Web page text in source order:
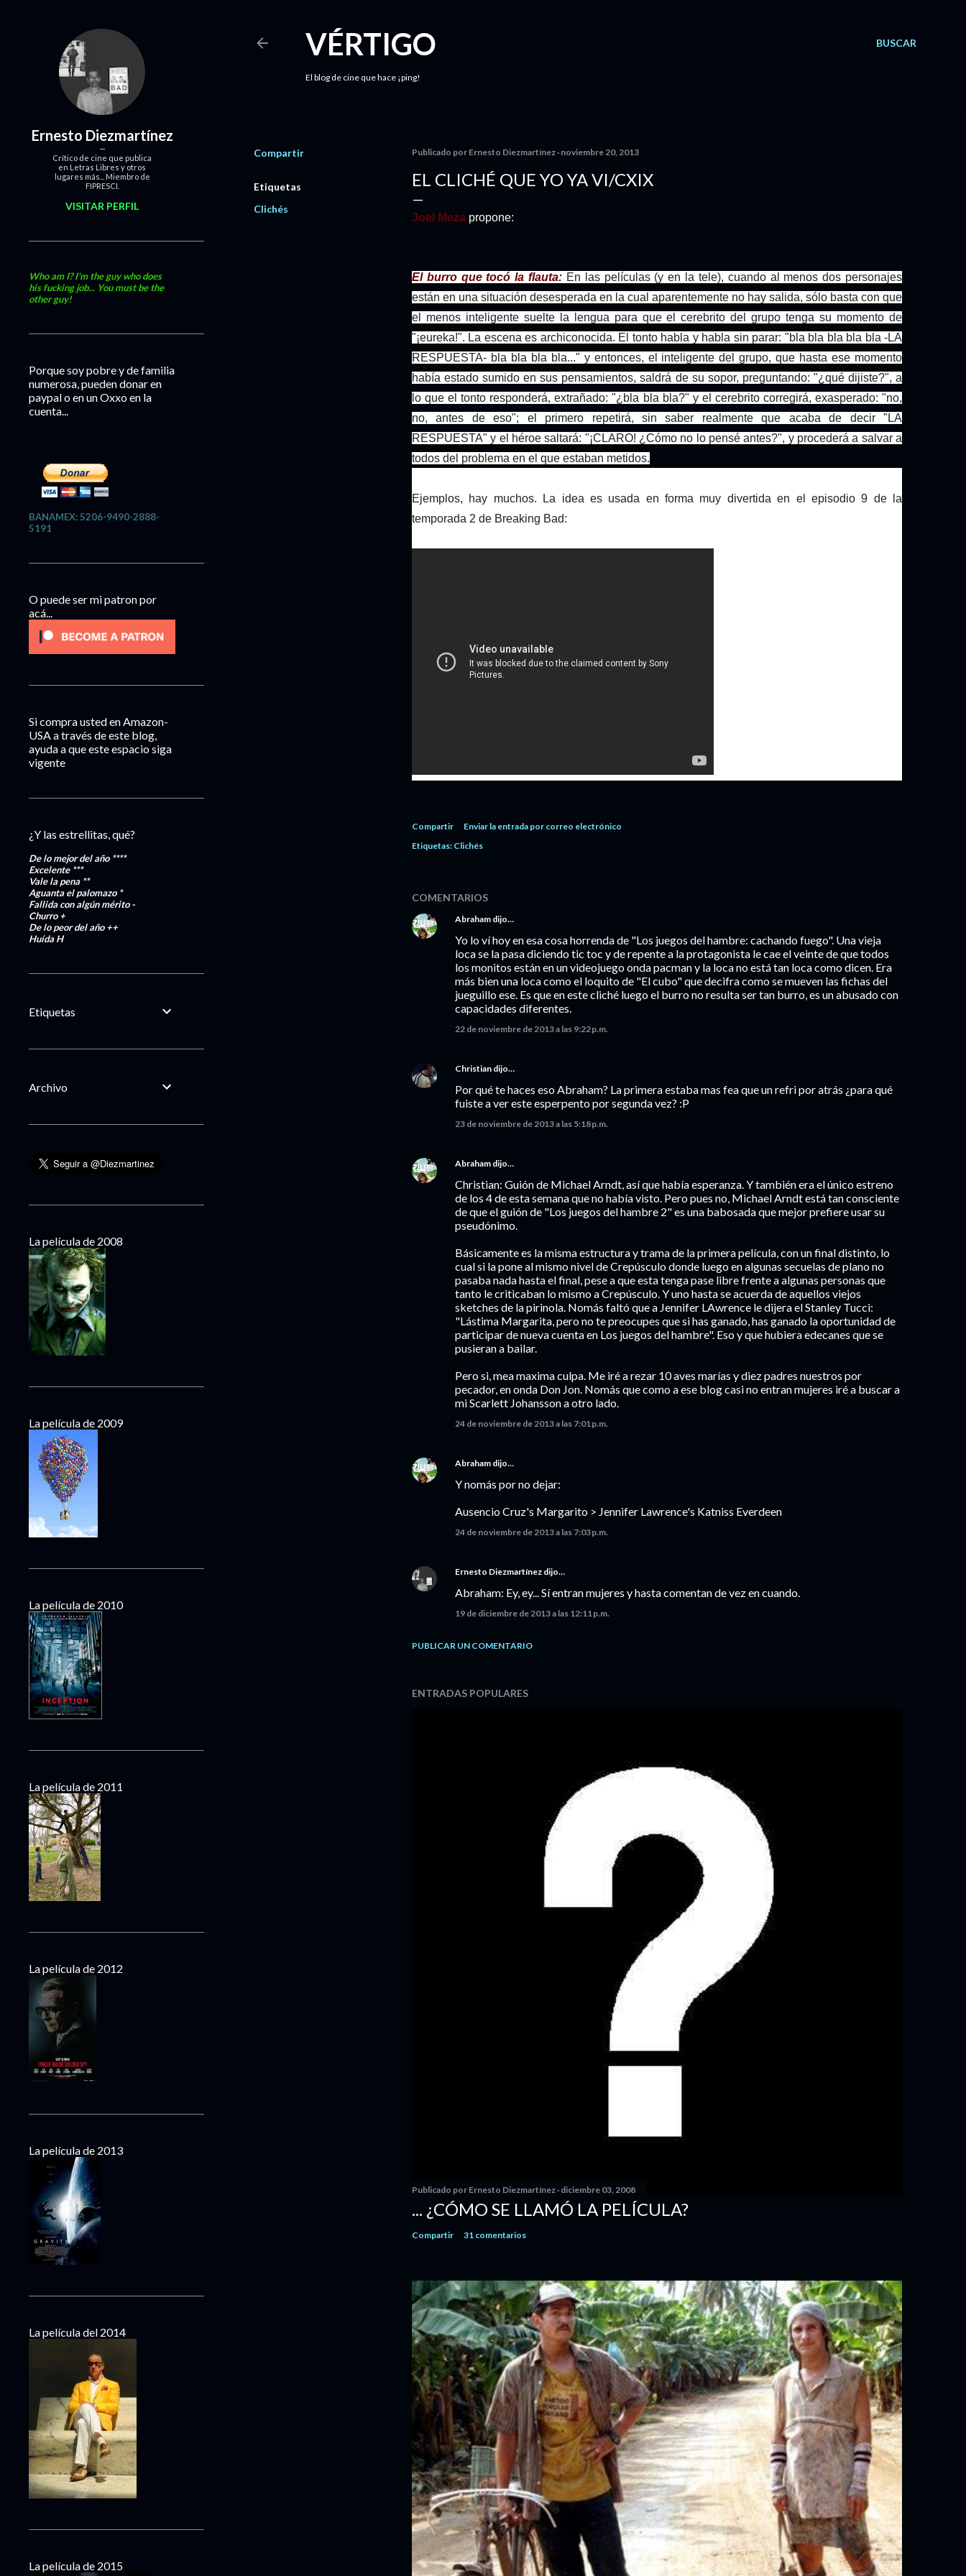
BUSCAR
VÉRTIGO
El blog de cine que hace ¡ping!
Compartir
Etiquetas
Clichés
Publicado por Ernesto Diezmartínez noviembre 20, 2013
EL CLICHÉ QUE YO YA VI/CXIX
Joel Meza propone:
El burro que tocó la flauta: En las películas (y en la tele), cuando al menos dos personajes
están en una situación desesperada en la cual aparentemente no hay salida, sólo basta con que
el menos inteligente suelte la lengua para que el cerebrito del grupo tenga su momento de
"¡eureka!". La escena es archiconocida. El tonto habla y habla sin parar: "bla bla bla bla bla -LA
RESPUESTA- bla bla bla bla..." y entonces, el inteligente del grupo, que hasta ese momento
había estado sumido en sus pensamientos, saldrá de su sopor, preguntando: "¿qué dijiste?", a
lo que el tonto responderá, extrañado: "¿bla bla bla?" y el cerebrito corregirá, exasperado: "no,
no, antes de eso"; el primero repetirá, sin saber realmente que acaba de decir "LA
RESPUESTA" y el héroe saltará: "¡CLARO! ¿Cómo no lo pensé antes?", y procederá a salvar a
todos del problema en el que estaban metidos.
Ejemplos, hay muchos. La idea es usada en forma muy divertida en el episodio 9 de la
temporada 2 de Breaking Bad:
Compartir
Enviar la entrada por correo electrónico
Etiquetas: Clichés
COMENTARIOS
Abraham dijo…
Yo lo ví hoy en esa cosa horrenda de "Los juegos del hambre: cachando fuego". Una vieja
loca se la pasa diciendo tic toc y de repente a la protagonista le cae el veinte de que todos
los monitos están en un videojuego onda pacman y la loca no está tan loca como dicen. Era
más bien una loca como el loquito de "El cubo" que decifra como se mueven las fichas del
jueguillo ese. Es que en este cliché luego el burro no resulta ser tan burro, es un abusado con
capacidades diferentes.
22 de noviembre de 2013 a las 9:22 p.m.
Christian dijo…
Por qué te haces eso Abraham? La primera estaba mas fea que un refri por atrás ¿para qué
fuiste a ver este esperpento por segunda vez? :P
23 de noviembre de 2013 a las 5:18 p.m.
Abraham dijo…
Christian: Guión de Michael Arndt, así que había esperanza. Y también era el único estreno
de los 4 de esta semana que no había visto. Pero pues no, Michael Arndt está tan consciente
de que el guión de "Los juegos del hambre 2" es una babosada que mejor prefiere usar su
pseudónimo.
Básicamente es la misma estructura y trama de la primera película, con un final distinto, lo
cual si la pone al mismo nivel de Crepúsculo donde luego en algunas secuelas de plano no
pasaba nada hasta el final, pese a que esta tenga pase libre frente a algunas personas que
tanto le criticaban lo mismo a Crepúsculo. Y uno hasta se acuerda de aquellos viejos
sketches de la pirinola. Nomás faltó que a Jennifer LAwrence le dijera el Stanley Tucci:
"Lástima Margarita, pero no te preocupes que si has ganado, has ganado la oportunidad de
participar de nueva cuenta en Los juegos del hambre". Eso y que hubiera edecanes que se
pusieran a bailar.
Pero si, mea maxima culpa. Me iré a rezar 10 aves marías y diez padres nuestros por
pecador, en onda Don Jon. Nomás que como a ese blog casi no entran mujeres iré a buscar a
mi Scarlett Johansson a otro lado.
24 de noviembre de 2013 a las 7:01 p.m.
Abraham dijo…
Y nomás por no dejar:
Ausencio Cruz's Margarito > Jennifer Lawrence's Katniss Everdeen
24 de noviembre de 2013 a las 7:03 p.m.
Ernesto Diezmartínez dijo…
Abraham: Ey, ey... Sí entran mujeres y hasta comentan de vez en cuando.
19 de diciembre de 2013 a las 12:11 p.m.
PUBLICAR UN COMENTARIO
ENTRADAS POPULARES
Publicado por Ernesto Diezmartínez diciembre 03, 2008
... ¿CÓMO SE LLAMÓ LA PELÍCULA?
Compartir 31 comentarios
Ernesto Diezmartínez
Crítico de cine que publica
en Letras Libres y otros
lugares más... Miembro de
FIPRESCI.
VISITAR PERFIL
Who am I? I'm the guy who does
his fucking job... You must be the
other guy!
Porque soy pobre y de familia
numerosa, pueden donar en
paypal o en un Oxxo en la
cuenta...
BANAMEX: 5206-9490-2888-
5191
O puede ser mi patron por
acá...
Si compra usted en Amazon-
USA a través de este blog,
ayuda a que este espacio siga
vigente
¿Y las estrellitas, qué?
De lo mejor del año ****
Excelente***
Vale la pena **
Aguanta el palomazo *
Fallida con algún mérito-
Churro+
De lo peor del año++
HuídaH
Etiquetas
Archivo
La película de 2008
La película de 2009
La película de 2010
La película de 2011
La película de 2012
La película de 2013
La película del 2014
La película de 2015